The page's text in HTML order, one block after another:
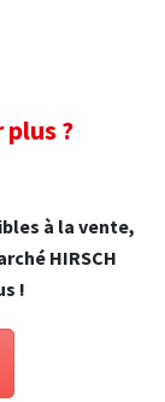
?
à la vente,
HIRSCH
!